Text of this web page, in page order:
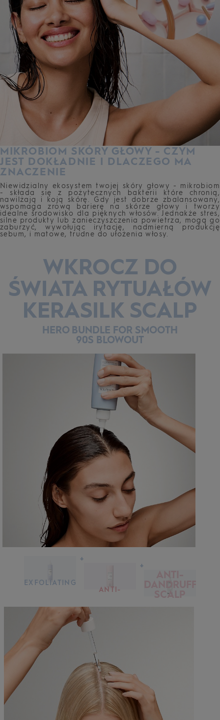
MIKROBIOM SKÓRY GŁOWY - CZYM
JEST DOKŁADNIE I DLACZEGO MA
ZNACZENIE
Niewidzialny ekosystem twojej skóry głowy - mikrobiom
- składa się z pożytecznych bakterii które chronią,
nawilżają i koją skórę. Gdy jest dobrze zbalansowany,
wspomaga zrową barierę na skórze głowy i tworzy
idealne środowisko dla pięknych włosów. Jednakże stres,
silne produkty lub zanieczyszczenia powietrza, mogą go
zaburzyć, wywołując irytację, nadmierną produkcję
sebum, i matowe, trudne do ułożenia włosy.
WKROCZ DO
ŚWIATA RYTUAŁÓW
KERASILK SCALP
HERO BUNDLE FOR SMOOTH
90S BLOWOUT
EXFOLIATING
+
ANTI-
+
DANDRUFF
SCALP